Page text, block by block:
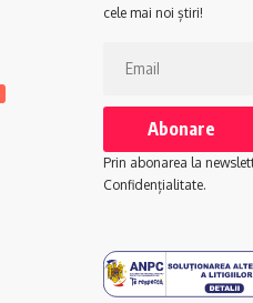
cele mai noi știri!
Prin abonarea la
Confidențialitate.